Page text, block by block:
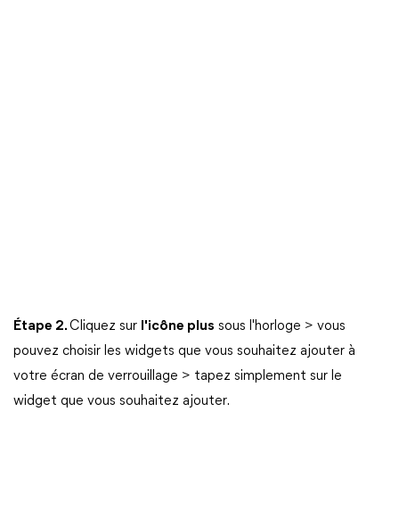
Étape 2.Cliquez sur l'icône plus sous l'horloge > vous
pouvez choisir les widgets que vous souhaitez ajouter à
votre écran de verrouillage > tapez simplement sur le
widget que vous souhaitez ajouter.